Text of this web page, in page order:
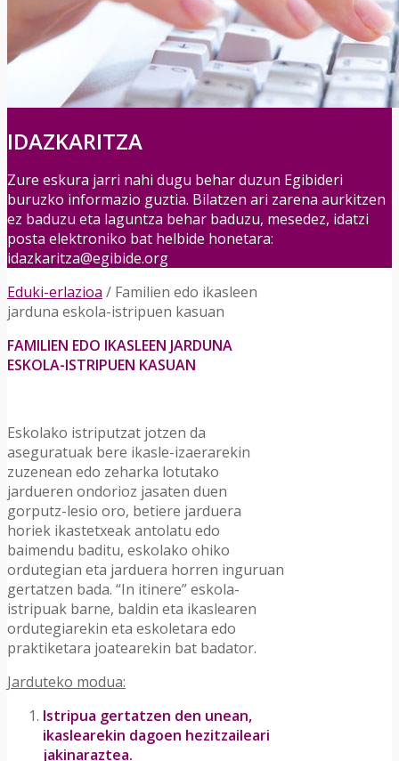
IDAZKARITZA
Zure eskura jarri nahi dugu behar duzun Egibideri
buruzko informazio guztia. Bilatzen ari zarena aurkitzen
ez baduzu eta laguntza behar baduzu, mesedez, idatzi
posta elektroniko bat helbide honetara:
idazkaritza@egibide.org
Eduki-erlazioa / Familien edo ikasleen
jarduna eskola-istripuen kasuan
FAMILIEN EDO IKASLEEN JARDUNA
ESKOLA-ISTRIPUEN KASUAN
Eskolako istriputzat jotzen da
aseguratuak bere ikasle-izaerarekin
zuzenean edo zeharka lotutako
jardueren ondorioz jasaten duen
gorputz-lesio oro, betiere jarduera
horiek ikastetxeak antolatu edo
baimendu baditu, eskolako ohiko
ordutegian eta jarduera horren inguruan
gertatzen bada. “In itinere” eskola-
istripuak barne, baldin eta ikaslearen
ordutegiarekin eta eskoletara edo
praktiketara joatearekin bat badator.
Jarduteko modua:
Istripua gertatzen den unean,
ikaslearekin dagoen hezitzaileari
jakinaraztea.